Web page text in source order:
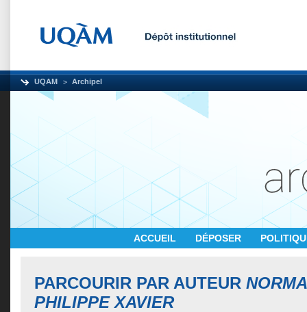
UQAM Archipel
ACCUEIL DÉPOSER
PARCOURIR PAR AUTEUR
PHILIPPE XAVIER